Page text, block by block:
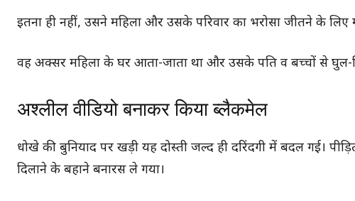
इतना ही नहीं, उसने महिला और उसके परिवार का भरोसा जीतने के
वह अक्सर महिला के घर आता-जाता था और उसके पति व बच्चों से घुल-
अश्लील वीडियो बनाकर किया ब्लैकमेल
धोखे की बुनियाद पर खड़ी यह दोस्ती जल्द ही दरिंदगी में बदल गई।
दिलाने के बहाने बनारस ले गया।